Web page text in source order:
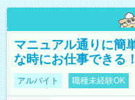
マニュアル通りに簡
な時にお仕事できる
アルバイト 職種未経験OK